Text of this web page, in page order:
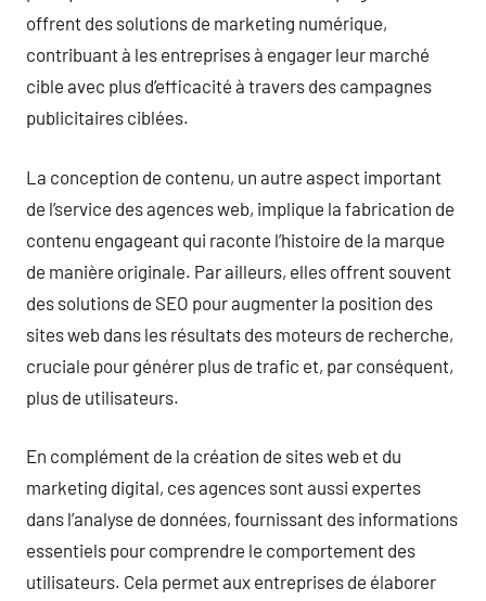
offrent des solutions de marketing numérique,
contribuant à les entreprises à engager leur marché
cible avec plus d’efficacité à travers des campagnes
publicitaires ciblées.
La conception de contenu, un autre aspect important
de l’service des agences web, implique la fabrication de
contenu engageant qui raconte l’histoire de la marque
de manière originale. Par ailleurs, elles offrent souvent
des solutions de SEO pour augmenter la position des
sites web dans les résultats des moteurs de recherche,
cruciale pour générer plus de trafic et, par conséquent,
plus de utilisateurs.
En complément de la création de sites web et du
marketing digital, ces agences sont aussi expertes
dans l’analyse de données, fournissant des informations
essentiels pour comprendre le comportement des
utilisateurs. Cela permet aux entreprises de élaborer